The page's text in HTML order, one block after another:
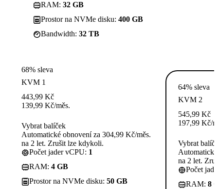
RAM: 32 GB
Prostor na NVMe disku: 400 GB
Bandwidth: 32 TB
68% sleva
KVM 1
443,99 Kč
139,99 Kč/měs.
Vybrat balíček
Automatické obnovení za 304,99 Kč/měs.
na 2 let. Zrušit lze kdykoli.
Počet jader vCPU: 1
RAM: 4 GB
Prostor na NVMe disku: 50 GB
64% sleva
KVM 2
545,99 Kč
197,99 Kč/
Vybrat
na 2 let.
Počet
RAM: 8